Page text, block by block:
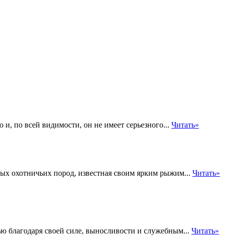
и, по всей видимости, он не имеет серьезного... Читать»
охотничьих пород, известная своим ярким рыжим... Читать»
благодаря своей силе, выносливости и служебным... Читать»